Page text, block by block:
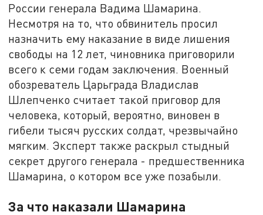
России генерала Вадима Шамарина.
Несмотря на то, что обвинитель просил
назначить ему наказание в виде лишения
свободы на 12 лет, чиновника приговорили
всего к семи годам заключения. Военный
обозреватель Царьграда Владислав
Шлепченко считает такой приговор для
человека, который, вероятно, виновен в
гибели тысяч русских солдат, чрезвычайно
мягким. Эксперт также раскрыл стыдный
секрет другого генерала - предшественника
Шамарина, о котором все уже позабыли.
За что наказали Шамарина